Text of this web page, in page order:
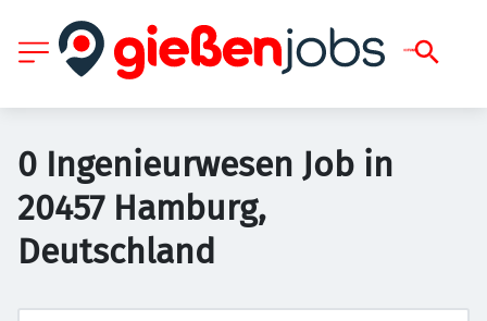
0 Ingenieurwesen Job in
20457 Hamburg,
Deutschland